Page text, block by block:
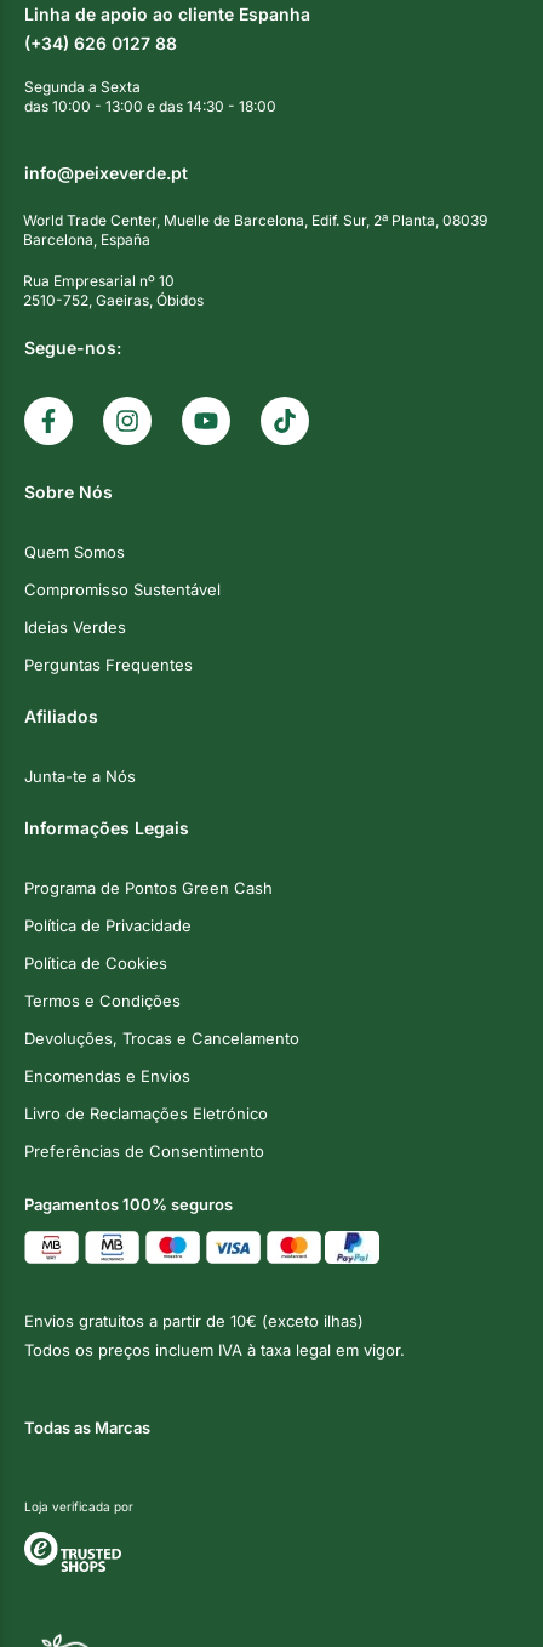
Linha de apoio ao cliente Espanha
(+34) 626 0127 88
Segunda a Sexta
das 10:00 - 13:00 e das 14:30 - 18:00
info@peixeverde.pt
World Trade Center, Muelle de Barcelona, Edif. Sur, 2ª Planta, 08039
Barcelona, España
Rua Empresarial nº 10
2510-752, Gaeiras, Óbidos
Segue-nos:
Sobre Nós
Quem Somos
Compromisso Sustentável
Ideias Verdes
Perguntas Frequentes
Afiliados
Junta-te a Nós
Informações Legais
Programa de Pontos Green Cash
Política de Privacidade
Política de Cookies
Termos e Condições
Devoluções, Trocas e Cancelamento
Encomendas e Envios
Livro de Reclamações Eletrónico
Preferências de Consentimento
Pagamentos 100% seguros
Envios gratuitos a partir de 10€ (exceto ilhas)
Todos os preços incluem IVA à taxa legal em vigor.
Todas as Marcas
Loja verificada por